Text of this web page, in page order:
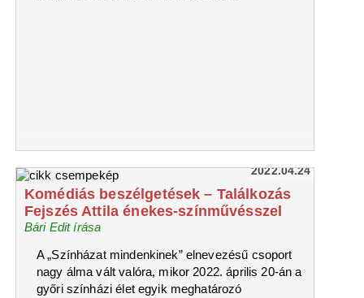
2022.04.24
Komédiás beszélgetések – Találkozás
Fejszés Attila énekes-színművésszel
Bári Edit írása
A „Színházat mindenkinek” elnevezésű csoport
nagy álma vált valóra, mikor 2022. április 20-án a
győri színházi élet egyik meghatározó